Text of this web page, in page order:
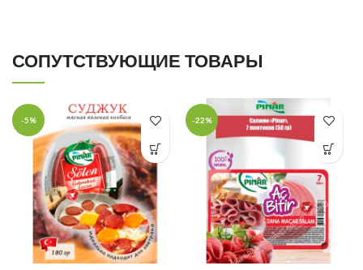
СОПУТСТВУЮЩИЕ ТОВАРЫ
-5% -22%